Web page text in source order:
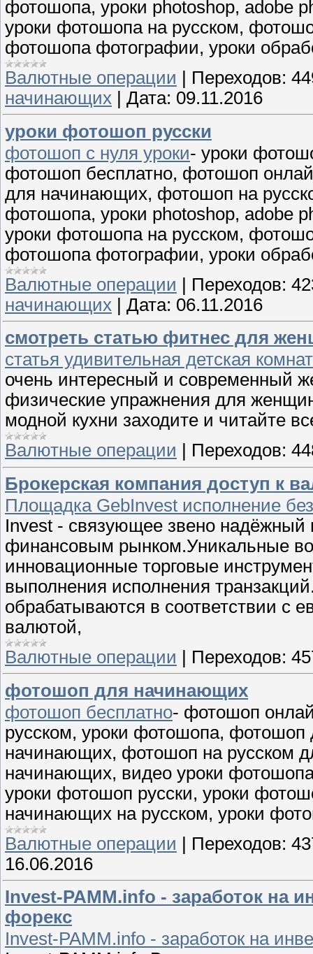
фотошопа, уроки photoshop, adobe
уроки фотошопа на русском,
фотошопа фотографии, уроки
Валютные операции
Переходов:
начинающих
Дата: 09.11.2016
уроки фотошоп русски
фотошоп с нуля уроки- уроки
фотошоп бесплатно, фотошоп
для начинающих, фотошоп на
фотошопа, уроки photoshop, adobe
уроки фотошопа на русском,
фотошопа фотографии, уроки
Валютные операции | Переходов:
начинающих | Дата: 06.11.2016
смотреть статью фитнес для
статья удивительная детская
очень интересный и современный
физические упражнения для
модной кухни заходите и читайте
Валютные операции
Переходов:
Брокерская компания доступ к
Площадка GebInvest исполнение
Invest - связующее звено надёжный
финансовым рынком.Уникальные
инновационные торговые
выполнения исполнения
обрабатываются в соответствии с
валютой,
Валютные операции
Переходов:
фотошоп для начинающих
фотошоп бесплатно- фотошоп
русском, уроки фотошопа,
начинающих, фотошоп на русском
начинающих, видео уроки
уроки фотошоп русски, уроки
начинающих на русском, уроки
Валютные операции | Переходов:
16.06.2016
Invest-PAMM.info - заработок на
форекс
Invest-PAMM.info - заработок на